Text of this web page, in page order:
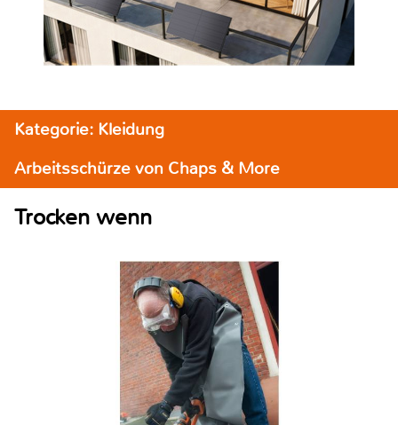
Kategorie: Kleidung
Arbeitsschürze von Chaps & More
Trocken wenn